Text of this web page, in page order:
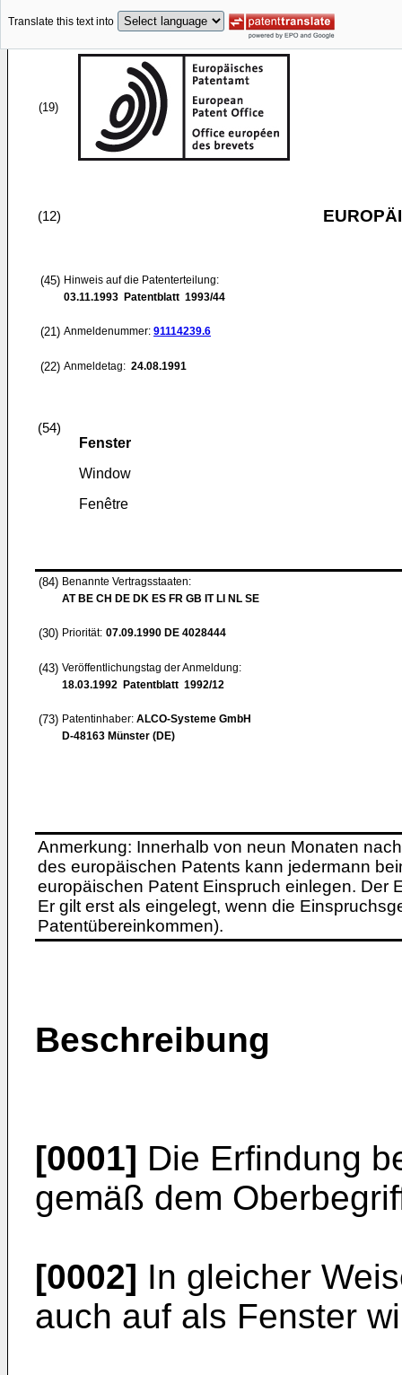
Translate this text into
(19)
(12)
(45) Hinweis auf die Patenterteilung:
03.11.1993 Patentblatt 1993/44
(21) Anmeldenummer: 91114239.6
(22) Anmeldetag: 24.08.1991
(54)
Fenster
Window
Fenêtre
(84) Benannte Vertragsstaaten:
AT BE CH DE DK ES FR GB IT LI NL SE
(30) Priorität: 07.09.1990 DE 4028444
(43) Veröffentlichungstag der Anmeldung:
18.03.1992 Patentblatt 1992/12
(73) Patentinhaber: ALCO-Systeme GmbH
D-48163 Münster (DE)
Anmerkung: Innerhalb von neun Monaten
des europäischen Patents kann jedermann
europäischen Patent Einspruch einlegen. Der
Er gilt erst als eingelegt, wenn die
Patentübereinkommen).
Beschreibung
[0001] Die Erfindung
gemäß dem
[0002] In gleicher
auch auf als Fenster